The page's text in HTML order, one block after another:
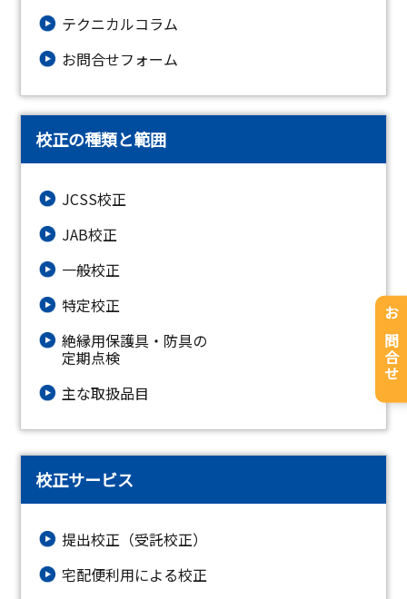
テクニカルコラム
お問合せフォーム
校正の種類と範囲
JCSS校正
JAB校正
一般校正
特定校正
絶縁⽤保護具・防具の
定期点検
主な取扱品目
校正サービス
提出校正（受託校正）
宅配便利用による校正
お問合せ